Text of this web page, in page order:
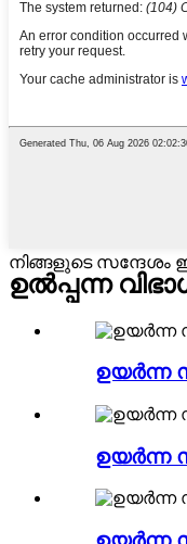
നിങ്ങളുടെ
ഉൽപ്പന്ന
ഉയർന്ന
ഉയർന്ന